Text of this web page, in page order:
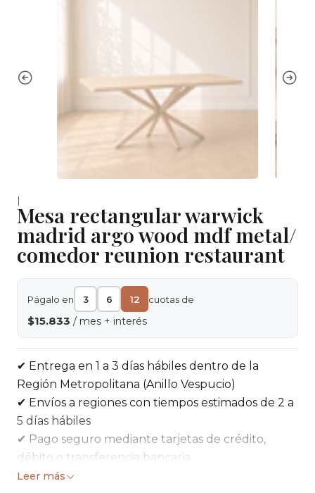
|
Mesa rectangular warwick
madrid argo wood mdf metal/
comedor reunion restaurant
Págalo en 3 6 12 cuotas de
$15.833 / mes + interés
✔ Entrega en 1 a 3 días hábiles dentro de la
Región Metropolitana (Anillo Vespucio)
✔ Envíos a regiones con tiempos estimados de 2 a
5 días hábiles
✔ Pago seguro mediante tarjetas de crédito,
débito o transferencia bancaria
✔ 5 días para cambios o devoluciones según
Leer más